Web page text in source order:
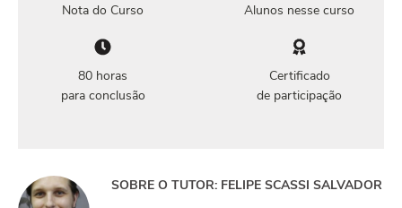
Nota do Curso
Alunos nesse curso
80 horas
para conclusão
Certificado
de participação
SOBRE O TUTOR: FELIPE SCASSI SALVADOR